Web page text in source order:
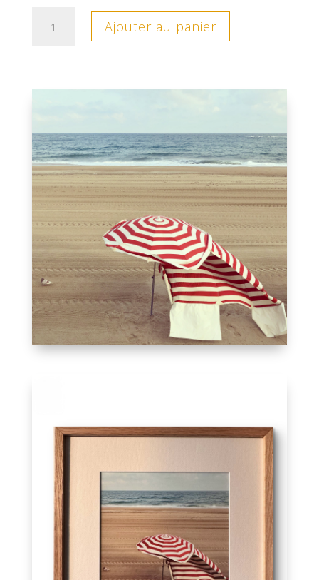
Ajouter au panier